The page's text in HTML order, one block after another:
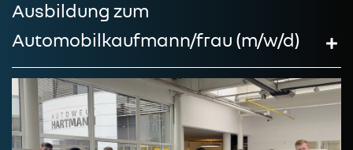
Ausbildung zum
Automobilkaufmann/frau (m/w/d)